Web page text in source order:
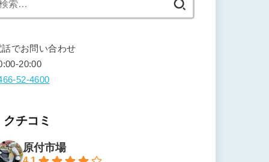
話でお問い合わせ
20:00
52-4600
クチコミ
原付市場